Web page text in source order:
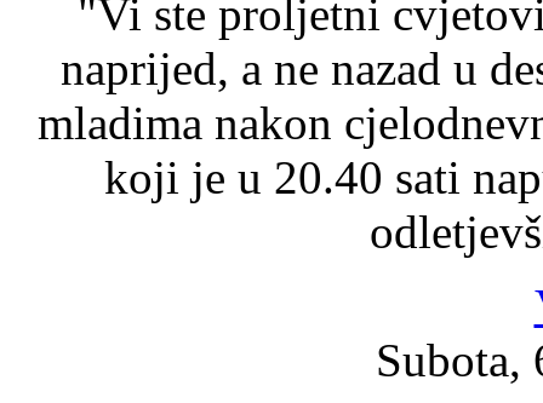
"Vi ste proljetni
naprijed, a ne nazad u
mladima nakon
koji je u 20.40 sati
Subota,